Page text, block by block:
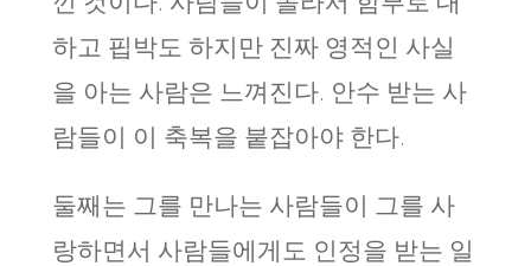
하고 핍박도 하지만 진짜 영적인 사실
을 아는 사람은 느껴진다. 안수 받는 사
람들이 이 축복을 붙잡아야 한다.
둘째는 그를 만나는 사람들이 그를 사
랑하면서 사람들에게도 인정을 받는 일